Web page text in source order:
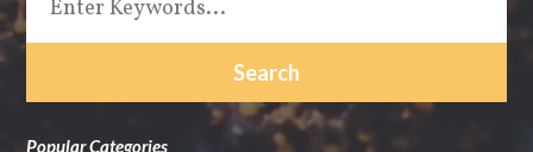
Popular Categories